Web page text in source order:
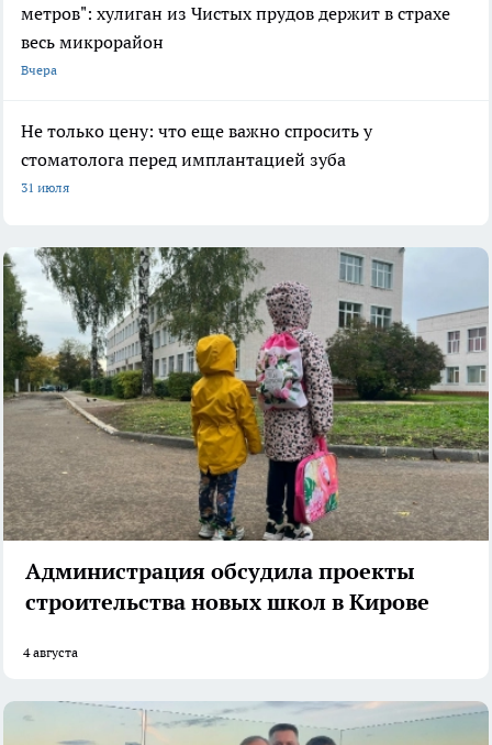
метров": хулиган из Чистых прудов держит в страхе
весь микрорайон
Вчера
Не только цену: что еще важно спросить у
стоматолога перед имплантацией зуба
31 июля
Администрация обсудила проекты
строительства новых школ в Кирове
4 августа